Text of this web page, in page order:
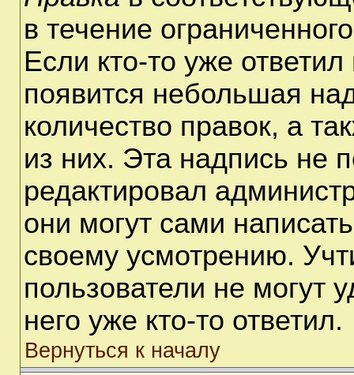
в течение
Если кто-то уже
появится небольшая
количество правок, а
из них. Эта надпись не
редактировал
они могут сами
своему усмотрению.
пользователи не могут
него уже кто-то ответил.
Вернуться к началу